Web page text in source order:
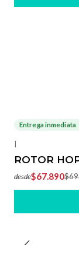
-3%OFF
Entrega inmediata
|
ROTOR
desde$67.890